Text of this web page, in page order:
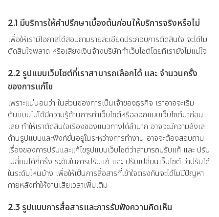
2.1 มีบริการให้คำปรึกษาเบื้องต้นก่อนให้บริการจริงหรือไม่
เพื่อให้เรามีโอกาสได้สอบถามรายละเอียดประกอบการตัดสินใจ จะได้ไม่
ตัดสินใจพลาด หรือเสียงเงินจ้างบริษัททำเว็บไซต์โดยที่เรายังไม่แน่ใจ
2.2 รูปแบบเว็บไซต์ที่เราสามารถเลือกได้ และ จำนวนครั้ง
ของการแก้ไข
เพราะแน่นอนว่า ในส่วนของการเป็นเจ้าของธุรกิจ เราอาจจะเริ่ม
ต้นแบบไม่ได้มีความรู้ด้านการทำเว็บไซต์หรือออกแบบเว็บไซต์มาก่อน
เลย ทำให้เราตัดสินใจเรื่องของแนวทางได้ลำบาก อาจจะมีความลังเล
ด้านรูปแบบและฟังก์ขั่นอยู่ในระหว่างการทำงาน อาจจะต้องสอบถาม
เรื่องของการปรับและแก้ไขรูปแบบเว็บไซต์ว่าสามารถปรับแก้ และ ปรับ
เปลี่ยนได้กี่ครั้ง ระดับในการปรับแก้ และ ปรับเปลี่ยนเว็บไซต์ ว่าปรับได้
ในระดับไหนบ้าง เพื่อให้เป็นการสื่อสารที่เข้าใจตรงกันจะได้ไม่มีปัญหา
ภายหลังทำให้งานเสียเวลาเพิ่มเติม
2.3 รูปแบบการสื่อสารและการรับฟังความคิดเห็น